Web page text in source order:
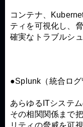
コンテナ、
ティを可視化し、
確実なトラブルシ
●Splunk（統合ログ
あらゆるITシステ
その相関関係まで
リティの脅威を可